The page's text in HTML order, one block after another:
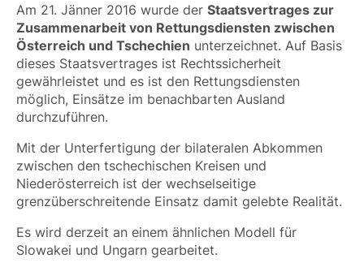
Am 21. Jänner 2016 wurde der Staatsvertrages zur
Zusammenarbeit von Rettungsdiensten zwischen
Österreich und Tschechien unterzeichnet. Auf Basis
dieses Staatsvertrages ist Rechtssicherheit
gewährleistet und es ist den Rettungsdiensten
möglich, Einsätze im benachbarten Ausland
durchzuführen.
Mit der Unterfertigung der bilateralen Abkommen
zwischen den tschechischen Kreisen und
Niederösterreich ist der wechselseitige
grenzüberschreitende Einsatz damit gelebte Realität.
Es wird derzeit an einem ähnlichen Modell für
Slowakei und Ungarn gearbeitet.